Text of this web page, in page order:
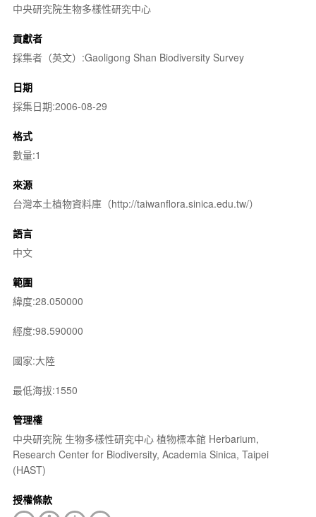
中央研究院生物多樣性研究中心
貢獻者
採集者（英文）:Gaoligong Shan Biodiversity Survey
日期
採集日期:2006-08-29
格式
數量:1
來源
台灣本土植物資料庫（http://taiwanflora.sinica.edu.tw/）
語言
中文
範圍
緯度:28.050000
經度:98.590000
國家:大陸
最低海拔:1550
管理權
中央研究院 生物多樣性研究中心 植物標本館 Herbarium,
Research Center for Biodiversity, Academia Sinica, Taipei
(HAST)
授權條款